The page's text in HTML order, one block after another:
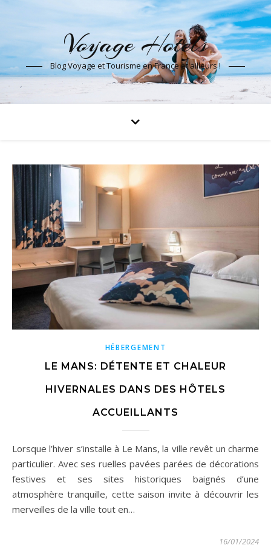
Voyage Hotels
Blog Voyage et Tourisme en France et ailleurs !
HÉBERGEMENT
LE MANS: DÉTENTE ET CHALEUR
HIVERNALES DANS DES HÔTELS
ACCUEILLANTS
Lorsque l’hiver s’installe à Le Mans, la ville revêt un charme
particulier. Avec ses ruelles pavées parées de décorations
festives et ses sites historiques baignés d’une
atmosphère tranquille, cette saison invite à découvrir les
merveilles de la ville tout en…
16/01/2024